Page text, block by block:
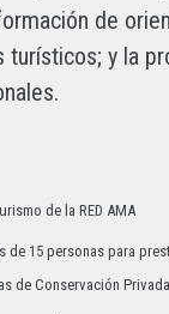
de
turísticos; y la
de la RED AMA
de 15 personas para
de Conservación